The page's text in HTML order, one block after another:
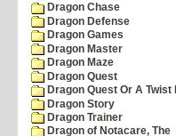
Dragon Chase
Dragon Defense
Dragon Games
Dragon Master
Dragon Maze
Dragon Quest
Dragon Quest Or A Twist
Dragon Story
Dragon Trainer
Dragon of Notacare, The